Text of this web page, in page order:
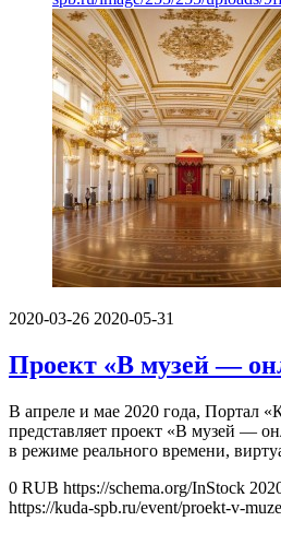
2020-03-26 2020-05-31
Проект «В музей —
В апреле и мае 2020 года, Портал
представляет проект «В музей —
в режиме реального времени,
0 RUB https://schema.org/InStock
https://kuda-spb.ru/event/proekt-v-